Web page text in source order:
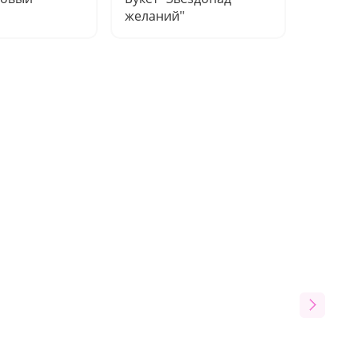
желаний"